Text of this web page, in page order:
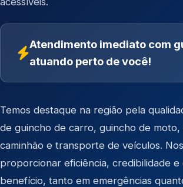
Atendimento imediato com
atuando perto de você!
Temos destaque na região pela
de guincho de carro, guincho de moto,
caminhão e transporte de veículos.
proporcionar eficiência, credibilidade
benefício, tanto em emergências